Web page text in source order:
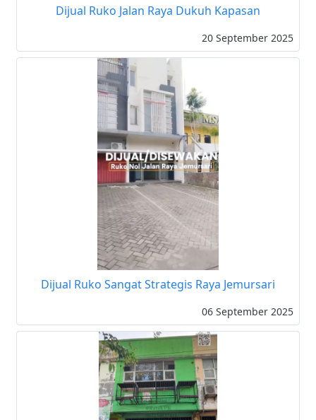
Dijual Ruko Jalan Raya Dukuh Kapasan
20 September 2025
Dijual Ruko Sangat Strategis Raya Jemursari
06 September 2025